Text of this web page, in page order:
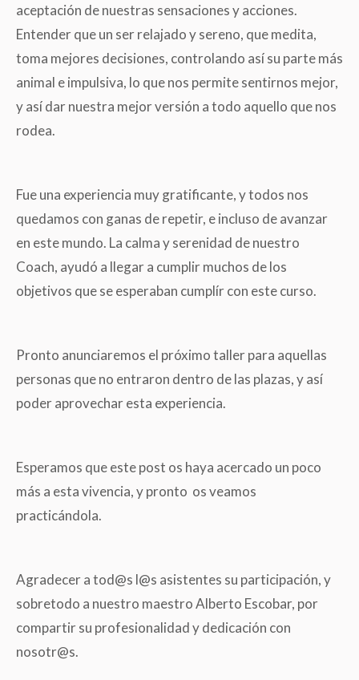
aceptación de nuestras sensaciones y acciones.
Entender que un ser relajado y sereno, que medita,
toma mejores decisiones, controlando así su parte más
animal e impulsiva, lo que nos permite sentirnos mejor,
y así dar nuestra mejor versión a todo aquello que nos
rodea.
Fue una experiencia muy gratificante, y todos nos
quedamos con ganas de repetir, e incluso de avanzar
en este mundo. La calma y serenidad de nuestro
Coach, ayudó a llegar a cumplir muchos de los
objetivos que se esperaban cumplír con este curso.
Pronto anunciaremos el próximo taller para aquellas
personas que no entraron dentro de las plazas, y así
poder aprovechar esta experiencia.
Esperamos que este post os haya acercado un poco
más a esta vivencia, y pronto os veamos
practicándola.
Agradecer a tod@s l@s asistentes su participación, y
sobretodo a nuestro maestro Alberto Escobar, por
compartir su profesionalidad y dedicación con
nosotr@s.